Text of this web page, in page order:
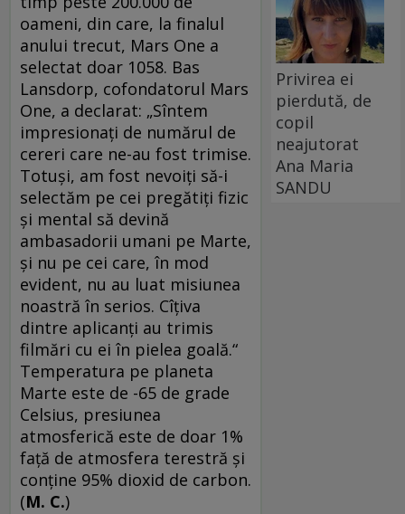
oameni, din care, la finalul
anului trecut, Mars One a
selectat doar 1058. Bas
Lansdorp, cofondatorul Mars
One, a declarat: „Sîntem
impresionaţi de numărul de
cereri care ne-au fost trimise.
Totuşi, am fost nevoiţi să-i
selectăm pe cei pregătiţi fizic
şi mental să devină
ambasadorii umani pe Marte,
și nu pe cei care, în mod
evident, nu au luat misiunea
noastră în serios. Cîţiva
dintre aplicanţi au trimis
filmări cu ei în pielea goală.“
Temperatura pe planeta
Marte este de -65 de grade
Celsius, presiunea
atmosferică este de doar 1%
faţă de atmosfera terestră şi
conţine 95% dioxid de carbon.
(M. C.)
Privirea ei
pierdută, de
copil
neajutorat
Ana Maria
SANDU